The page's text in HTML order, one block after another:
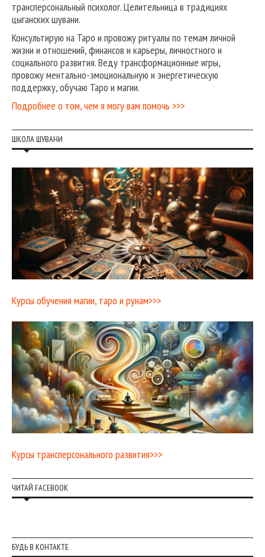
трансперсональный психолог. Целительница в традициях
цыганских шувани.
Консультирую на Таро и провожу ритуалы по темам личной
жизни и отношений, финансов и карьеры, личностного и
социального развития. Веду трансформационные игры,
провожу ментально-эмоциональную и энергетическую
поддержку, обучаю Таро и магии.
Подробнее о том, чем я могу вам помочь >>>
ШКОЛА ШУВАНИ
Курсы обучения магии, таро и рунам>>>
Курсы трансперсонального развития>>>
ЧИТАЙ FACEBOOK
БУДЬ В КОНТАКТЕ